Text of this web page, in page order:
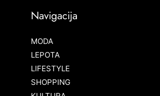
Navigacija
MODA
LEPOTA
LIFESTYLE
SHOPPING